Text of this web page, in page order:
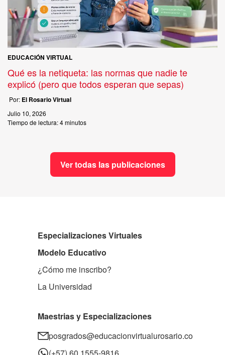
EDUCACIÓN VIRTUAL
Qué es la netiqueta: las normas que nadie te
explicó (pero que todos esperan que sepas)
Por: El Rosario Virtual
Julio 10, 2026
Tiempo de lectura:4 minutos
Ver todas las publicaciones
Especializaciones Virtuales
Modelo Educativo
¿Cómo me inscribo?
La Universidad
Maestrias y Especializaciones
posgrados@educacionvirtualurosario.co